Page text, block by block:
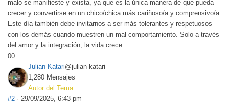
malo se manifieste y exista, ya que es la única manera de que pueda
crecer y convertirse en un chico/chica más cariñoso/a y comprensivo/a.
Este día también debe invitarnos a ser más tolerantes y respetuosos
con los demás cuando muestren un mal comportamiento. Solo a través
del amor y la integración, la vida crece.
00
Julian Katari@julian-katari
1,280 Mensajes
Autor del Tema
#2 · 29/09/2025, 6:43 pm